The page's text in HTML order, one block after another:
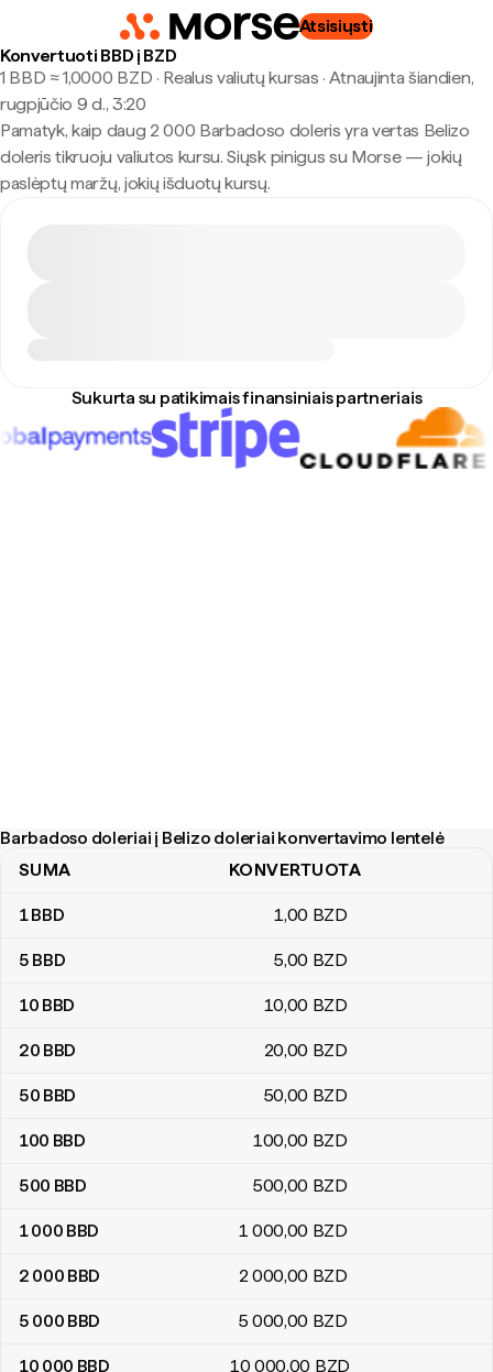
Atsisiųsti
Konvertuoti BBD į BZD
1 BBD ≈ 1,0000 BZD · Realus valiutų kursas · Atnaujinta šiandien,
rugpjūčio 9 d., 3:20
Pamatyk, kaip daug 2 000 Barbadoso doleris yra vertas Belizo
doleris tikruoju valiutos kursu. Siųsk pinigus su Morse — jokių
paslėptų maržų, jokių išduotų kursų.
Sukurta su patikimais finansiniais partneriais
Barbadoso doleriai į Belizo doleriai konvertavimo lentelė
Barbadoso doleriai į Belizo doleriai konvertavimo lentelė
SUMA KONVERTUOTA
1BBD 1,00 BZD
5 BBD 5,00 BZD
10 BBD 10,00 BZD
20 BBD 20,00 BZD
50 BBD 50,00 BZD
100 BBD 100,00 BZD
500 BBD 500,00 BZD
1 000 BBD 1 000,00 BZD
2 000 BBD 2 000,00 BZD
5 000 BBD 5 000,00 BZD
10 000 BBD 10 000,00 BZD